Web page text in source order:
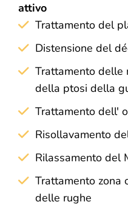
attivo
Trattamento del
Distensione del
Trattamento delle
della ptosi della
Trattamento dell'
Risollavamento
Rilassamento del
Trattamento zona
delle rughe